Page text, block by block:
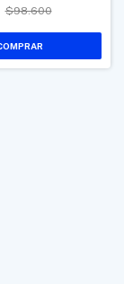
$98.600